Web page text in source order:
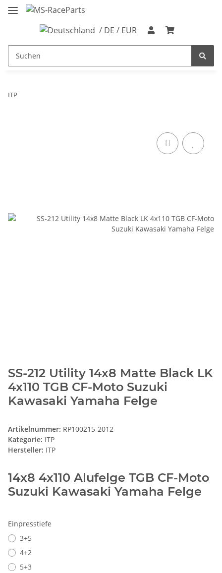
/ DE / EUR
ITP
SS-212 Utility 14x8 Matte Black LK
4x110 TGB CF-Moto Suzuki
Kawasaki Yamaha Felge
Artikelnummer: RP100215-2012
Kategorie: ITP
Hersteller: ITP
14x8 4x110 Alufelge TGB CF-Moto
Suzuki Kawasaki Yamaha Felge
Einpresstiefe
3+5
4+2
5+3